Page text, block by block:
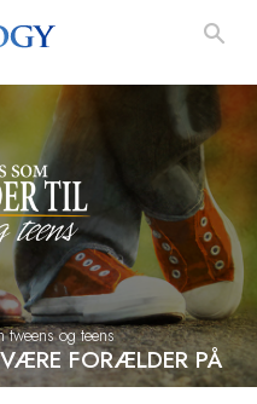
tweens og teens
FORÆLDER PÅ